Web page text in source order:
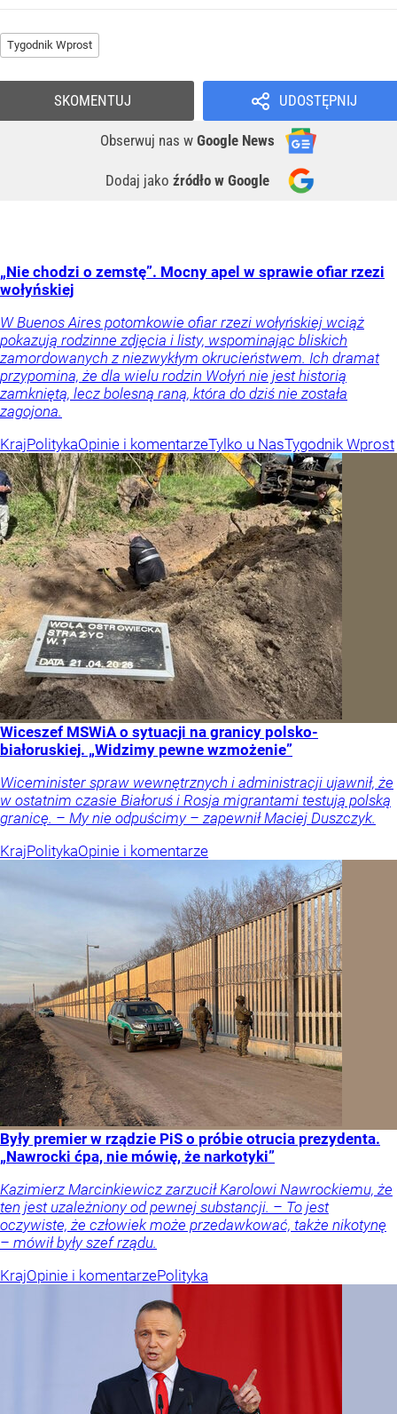
Tygodnik Wprost
UDOSTĘPNIJ
Obserwuj nas w Google News
Dodaj jako źródło w Google
SKOMENTUJ
„Nie chodzi o zemstę”. Mocny apel w sprawie ofiar rzezi
wołyńskiej
W Buenos Aires potomkowie ofiar rzezi wołyńskiej wciąż
pokazują rodzinne zdjęcia i listy, wspominając bliskich
zamordowanych z niezwykłym okrucieństwem. Ich dramat
przypomina, że dla wielu rodzin Wołyń nie jest historią
zamkniętą, lecz bolesną raną, która do dziś nie została
zagojona.
KrajPolitykaOpinie i komentarzeTylko u NasTygodnik Wprost
Wiceszef MSWiA o sytuacji na granicy polsko-
białoruskiej. „Widzimy pewne wzmożenie”
Wiceminister spraw wewnętrznych i administracji ujawnił, że
w ostatnim czasie Białoruś i Rosja migrantami testują polską
granicę. – My nie odpuścimy – zapewnił Maciej Duszczyk.
KrajPolitykaOpinie i komentarze
Były premier w rządzie PiS o próbie otrucia prezydenta.
„Nawrocki ćpa, nie mówię, że narkotyki”
Kazimierz Marcinkiewicz zarzucił Karolowi Nawrockiemu, że
ten jest uzależniony od pewnej substancji. – To jest
oczywiste, że człowiek może przedawkować, także nikotynę
– mówił były szef rządu.
KrajOpinie i komentarzePolityka